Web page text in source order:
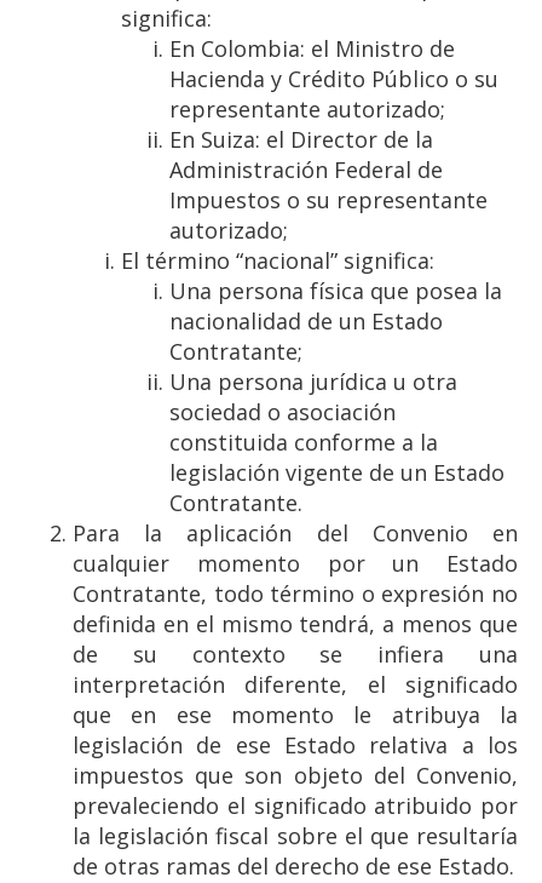
significa:
En Colombia: el Ministro de
Hacienda y Crédito Público o su
representante autorizado;
En Suiza: el Director de la
Administración Federal de
Impuestos o su representante
autorizado;
El término “nacional” significa:
Una persona física que posea la
nacionalidad de un Estado
Contratante;
Una persona jurídica u otra
sociedad o asociación
constituida conforme a la
legislación vigente de un Estado
Contratante.
Para la aplicación del Convenio en
cualquier momento por un Estado
Contratante, todo término o expresión no
definida en el mismo tendrá, a menos que
de su contexto se infiera una
interpretación diferente, el significado
que en ese momento le atribuya la
legislación de ese Estado relativa a los
impuestos que son objeto del Convenio,
prevaleciendo el significado atribuido por
la legislación fiscal sobre el que resultaría
de otras ramas del derecho de ese Estado.